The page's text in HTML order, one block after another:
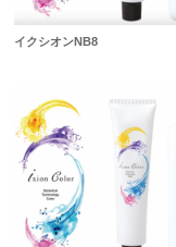
イクシオンNB8